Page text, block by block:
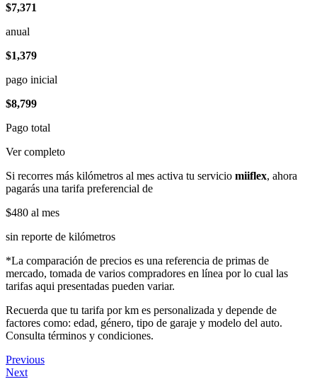
$7,371
anual
$1,379
pago inicial
$8,799
Pago total
Ver completo
Si recorres más kilómetros al mes activa tu servicio miiflex, ahora
pagarás una tarifa preferencial de
$480 al mes
sin reporte de kilómetros
*La comparación de precios es una referencia de primas de
mercado, tomada de varios compradores en línea por lo cual las
tarifas aqui presentadas pueden variar.
Recuerda que tu tarifa por km es personalizada y depende de
factores como: edad, género, tipo de garaje y modelo del auto.
Consulta términos y condiciones.
Previous
Next